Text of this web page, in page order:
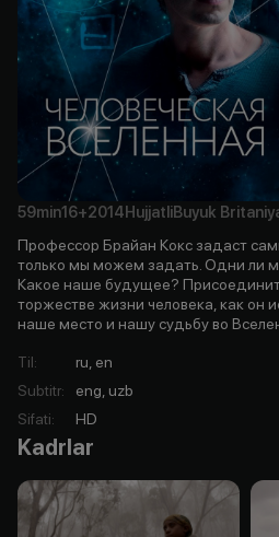
59min16+2014 HujjatliBuyuk
Профессор Брайан Кокс задаст
только мы можем задать. Одни ли
Какое наше будущее?
торжестве жизни человека, как он
наше место и нашу судьбу во
Til:
ru, en
Subtitr:
eng, uzb
Sifati: HD
Kadrlar